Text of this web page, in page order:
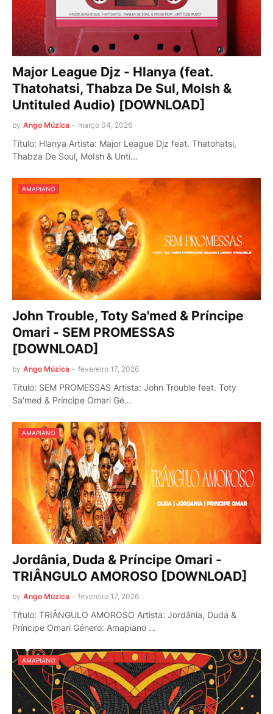
Major League Djz - Hlanya (feat.
Thatohatsi, Thabza De Sul, MoIsh &
Untituled Audio) [DOWNLOAD]
by Ango Múzica - março 04, 2026
Título: Hlanya Artista: Major League Djz feat. Thatohatsi,
Thabza De Soul, MoIsh & Unti…
AMAPIANO
John Trouble, Toty Sa'med & Príncipe
Omari - SEM PROMESSAS
[DOWNLOAD]
by Ango Múzica - fevereiro 17, 2026
Título: SEM PROMESSAS Artista: John Trouble feat. Toty
Sa'med & Príncipe Omari Gé…
AMAPIANO
Jordânia, Duda & Príncipe Omari -
TRIÂNGULO AMOROSO [DOWNLOAD]
by Ango Múzica - fevereiro 17, 2026
Título: TRIÂNGULO AMOROSO Artista: Jordânia, Duda &
Príncipe Omari Género: Amapiano …
AMAPIANO